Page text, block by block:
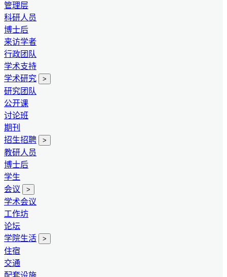
管理层
科研人员
博士后
来访学者
行政团队
学术支持
学术研究
>
研究团队
公开课
讨论班
期刊
招生招聘
>
教研人员
博士后
学生
会议
>
学术会议
工作坊
论坛
学院生活
>
住宿
交通
配套设施